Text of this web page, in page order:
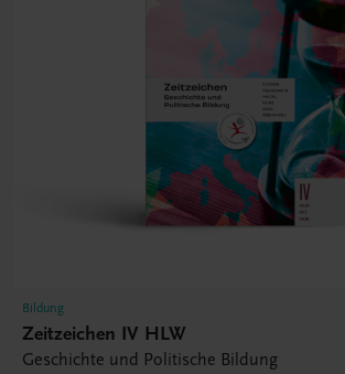
Bildung
Zeitzeichen IV HLW
Geschichte und Politische Bildung